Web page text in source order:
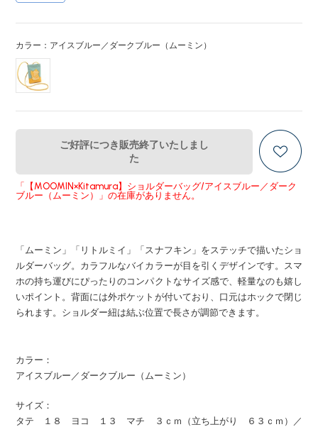
カラー：アイスブルー／ダークブルー（ムーミン）
ご好評につき販売終了いたしまし
た
「【MOOMIN×Kitamura】ショルダーバッグ/アイスブルー／ダーク
ブルー（ムーミン）」の在庫がありません。
「ムーミン」「リトルミイ」「スナフキン」をステッチで描いたショ
ルダーバッグ。カラフルなバイカラーが目を引くデザインです。スマ
ホの持ち運びにぴったりのコンパクトなサイズ感で、軽量なのも嬉し
いポイント。背面には外ポケットが付いており、口元はホックで閉じ
られます。ショルダー紐は結ぶ位置で長さが調節できます。
カラー：
アイスブルー／ダークブルー（ムーミン）
サイズ：
タテ １８ ヨコ １３ マチ ３ｃｍ（立ち上がり ６３ｃｍ）／